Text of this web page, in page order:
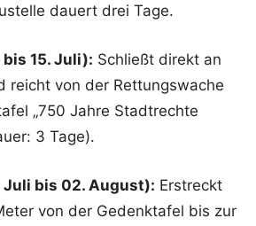
dauert drei Tage.
15. Juli): Schließt direkt an
reicht von der Rettungswache
„750 Jahre Stadtrechte
3 Tage).
Juli bis 02. August): Erstreckt
von der Gedenktafel bis zur